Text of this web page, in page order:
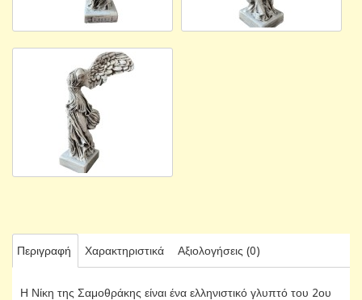
Περιγραφή Χαρακτηριστικά Αξιολογήσεις (0)
Η Νίκη της Σαμοθράκης είναι ένα ελληνιστικό γλυπτό του 2ου